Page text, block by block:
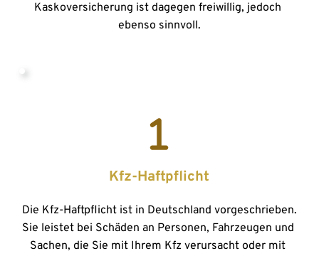
Kaskoversicherung ist dagegen freiwillig, jedoch
ebenso sinnvoll.
Kfz-Haftpflicht
Die Kfz-Haftpflicht ist in Deutschland vorgeschrieben.
Sie leistet bei Schäden an Personen, Fahrzeugen und
Sachen, die Sie mit Ihrem Kfz verursacht oder mit